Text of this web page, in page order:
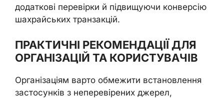
додаткові перевірки й підвищуючи конверсію
шахрайських транзакцій.
ПРАКТИЧНІ РЕКОМЕНДАЦІЇ ДЛЯ
ОРГАНІЗАЦІЙ ТА КОРИСТУВАЧІВ
Організаціям варто обмежити встановлення
застосунків з неперевірених джерел,